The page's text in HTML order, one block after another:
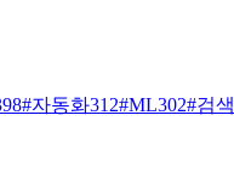
#자동화312#ML302#검색